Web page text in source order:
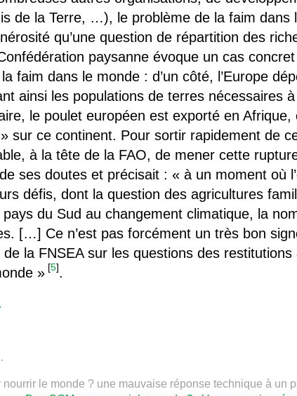
de la Terre, …), le problème de la faim dans
qu’une question de répartition des
paysanne évoque un cas
faim dans le monde : d’un côté, l’Europe
ainsi les populations de terres nécessaires
le poulet européen est exporté en
sur ce continent. Pour sortir rapidement de
à la tête de la FAO, de mener cette
ses doutes et précisait : « à un moment où
défis, dont la question des agricultures
pays du Sud au changement climatique, la
[…] Ce n’est pas forcément un très bon
la FNSEA sur les questions des
» [5].
le monde ? une mauvaise réponse technique à un